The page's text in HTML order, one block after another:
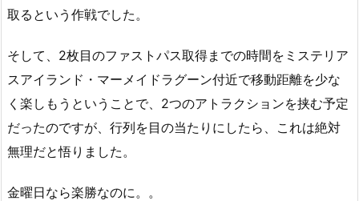
取るという作戦でした。
そして、2枚目のファストパス取得までの時間をミステリア
スアイランド・マーメイドラグーン付近で移動距離を少な
く楽しもうということで、2つのアトラクションを挟む予定
だったのですが、行列を目の当たりにしたら、これは絶対
無理だと悟りました。
金曜日なら楽勝なのに。。